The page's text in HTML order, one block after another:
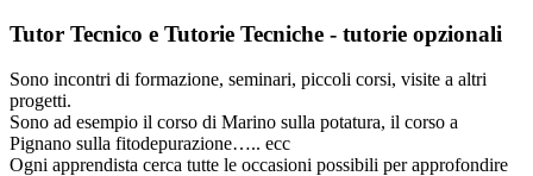
Tutor Tecnico e Tutorie Tecniche - tutorie opzionali
Sono incontri di formazione, seminari, piccoli corsi, visite a altri
progetti.
Sono ad esempio il corso di Marino sulla potatura, il corso a
Pignano sulla fitodepurazione….. ecc
Ogni apprendista cerca tutte le occasioni possibili per approfondire